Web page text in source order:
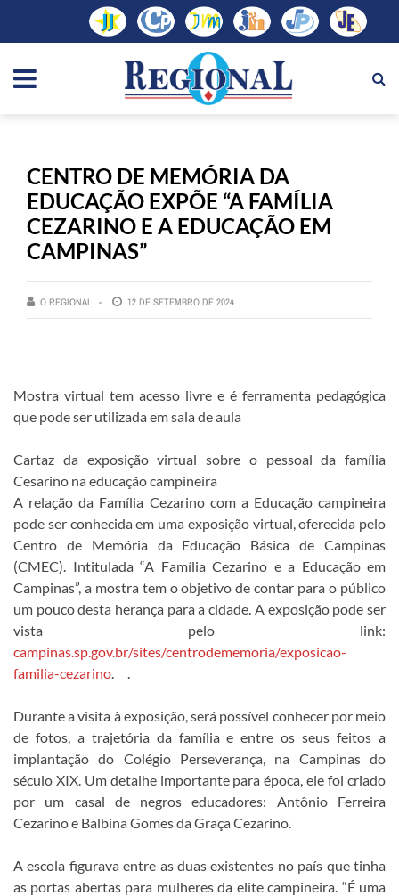
CENTRO DE MEMÓRIA DA
EDUCAÇÃO EXPÕE “A FAMÍLIA
CEZARINO E A EDUCAÇÃO EM
CAMPINAS”
O REGIONAL 12 DE SETEMBRO DE 2024
Mostra virtual tem acesso livre e é ferramenta pedagógica
que pode ser utilizada em sala de aula
Cartaz da exposição virtual sobre o pessoal da família
Cesarino na educação campineira
A relação da Família Cezarino com a Educação campineira
pode ser conhecida em uma exposição virtual, oferecida pelo
Centro de Memória da Educação Básica de Campinas
(CMEC). Intitulada “A Família Cezarino e a Educação em
Campinas”, a mostra tem o objetivo de contar para o público
um pouco desta herança para a cidade. A exposição pode ser
vista pelo link:
campinas.sp.gov.br/sites/centrodememoria/exposicao-
familia-cezarino. .
Durante a visita à exposição, será possível conhecer por meio
de fotos, a trajetória da família e entre os seus feitos a
implantação do Colégio Perseverança, na Campinas do
século XIX. Um detalhe importante para época, ele foi criado
por um casal de negros educadores: Antônio Ferreira
Cezarino e Balbina Gomes da Graça Cezarino.
A escola figurava entre as duas existentes no país que tinha
as portas abertas para mulheres da elite campineira. “É uma